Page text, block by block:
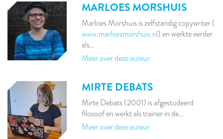
MARLOES MORSHUIS
Marloes Morshuis is zelfstandig copywriter (
www.marloesmorshuis.nl) en werkte eerder
als…
Meer over deze auteur
MIRTE DEBATS
Mirte Debats (2001) is afgestudeerd
filosoof en werkt als trainer in de…
Meer over deze auteur